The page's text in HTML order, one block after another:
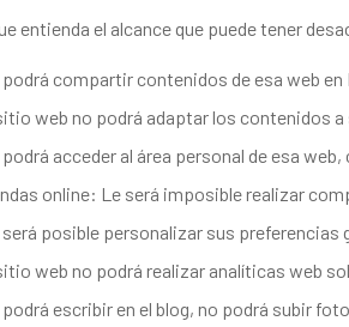
entienda el alcance que puede tener
compartir contenidos de esa web
web no podrá adaptar los contenidos
acceder al área personal de esa
online: Le será imposible realizar
posible personalizar sus
web no podrá realizar analíticas web
escribir en el blog, no podrá subir